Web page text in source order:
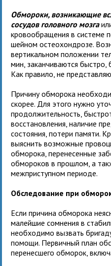
Обмороки, возникающие
сосудов головного мозга
кровообращения в системе
шейном остеохондрозе.
вертикальном положении
мин, заканчиваются быстро,
Как правило, не
Причину обморока
скорее. Для этого нужно
продолжительность,
восстановления, наличие
состояния, потери памяти.
выяснить возможные
обморока, перенесенные
обмороков в прошлом, а
межприступном периоде.
Обследование при
Если причина обморока
малейшие сомнения в
необходимо вызвать
помощи. Первичный план
перенесшего обморок,